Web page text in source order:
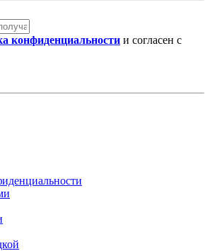
конфиденциальности и согласен с